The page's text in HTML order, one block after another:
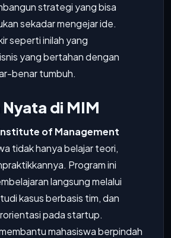
strategi yang bisa
sekadar mengejar ide.
seperti inilah yang
yang bertahan dengan
benar tumbuh.
di MIM
of Management
tidak hanya belajar teori,
Program ini
langsung melalui
kasus berbasis tim, dan
pada startup.
mahasiswa berpindah